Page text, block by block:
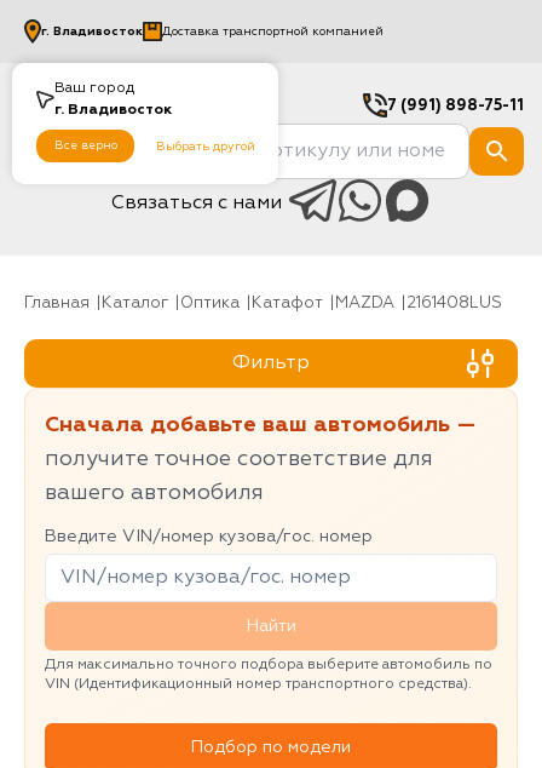
Ваш город
г. Владивосток
Все верно Выбрать другой
г. Владивосток Доставка транспортной компанией
7 (991) 898-75-11
Связаться с нами
Главная Каталог Оптика Катафот MAZDA 2161408LUS
Фильтр
Сначала добавьте ваш автомобиль —
получите точное соответствие для
вашего автомобиля
Введите VIN/номер кузова/гос. номер
Найти
Для максимально точного подбора выберите автомобиль по
VIN (Идентификационный номер транспортного средства).
Подбор по модели